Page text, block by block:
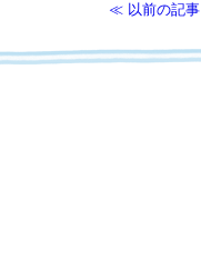
≪ 以前の記事